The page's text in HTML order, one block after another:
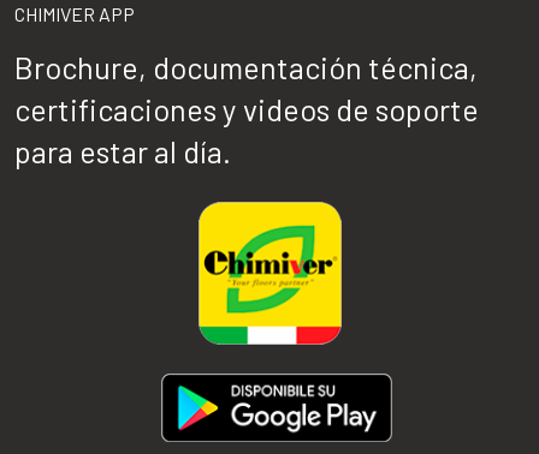
CHIMIVER APP
Brochure, documentación técnica,
certificaciones y videos de soporte
para estar al día.